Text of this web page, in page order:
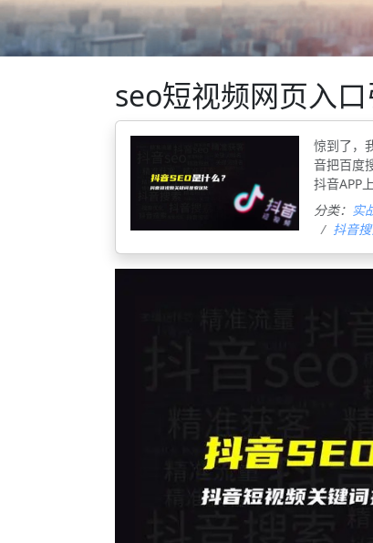
seo短视频网页入
惊到了，
音把百度
抖音APP
分类： 实
抖音